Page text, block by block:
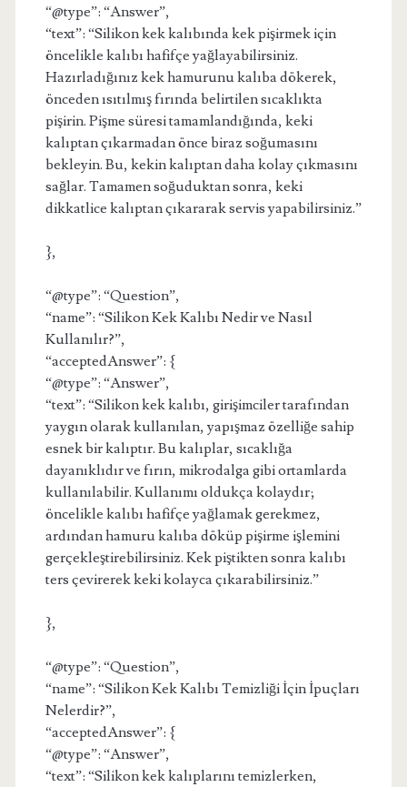
“@type”: “Answer”,
“text”: “Silikon kek kalıbında kek pişirmek için
öncelikle kalıbı hafifçe yağlayabilirsiniz.
Hazırladığınız kek hamurunu kalıba dökerek,
önceden ısıtılmış fırında belirtilen sıcaklıkta
pişirin. Pişme süresi tamamlandığında, keki
kalıptan çıkarmadan önce biraz soğumasını
bekleyin. Bu, kekin kalıptan daha kolay çıkmasını
sağlar. Tamamen soğuduktan sonra, keki
dikkatlice kalıptan çıkararak servis yapabilirsiniz.”
},
“@type”: “Question”,
“name”: “Silikon Kek Kalıbı Nedir ve Nasıl
Kullanılır?”,
“acceptedAnswer”: {
“@type”: “Answer”,
“text”: “Silikon kek kalıbı, girişimciler tarafından
yaygın olarak kullanılan, yapışmaz özelliğe sahip
esnek bir kalıptır. Bu kalıplar, sıcaklığa
dayanıklıdır ve fırın, mikrodalga gibi ortamlarda
kullanılabilir. Kullanımı oldukça kolaydır;
öncelikle kalıbı hafifçe yağlamak gerekmez,
ardından hamuru kalıba döküp pişirme işlemini
gerçekleştirebilirsiniz. Kek piştikten sonra kalıbı
ters çevirerek keki kolayca çıkarabilirsiniz.”
},
“@type”: “Question”,
“name”: “Silikon Kek Kalıbı Temizliği İçin İpuçları
Nelerdir?”,
“acceptedAnswer”: {
“@type”: “Answer”,
“text”: “Silikon kek kalıplarını temizlerken,